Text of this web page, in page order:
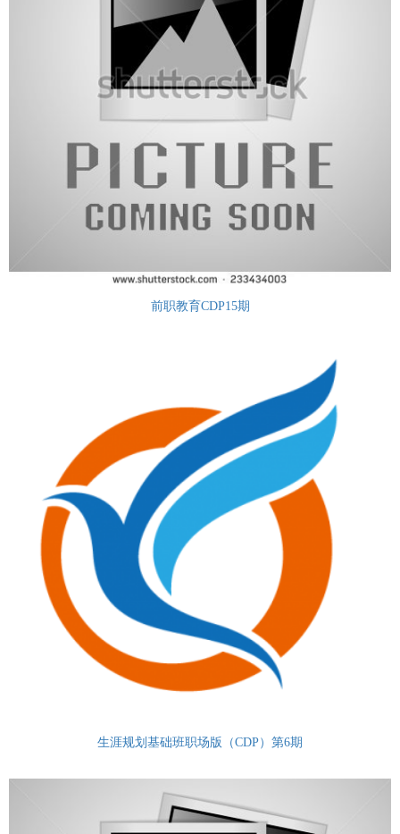
前职教育CDP15期
生涯规划基础班职场版（CDP）第6期